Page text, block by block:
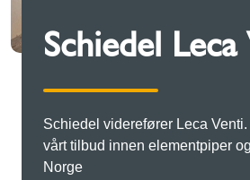
Schiedel
Schiedel viderefører Leca
vårt tilbud innen elementpiper
Norge